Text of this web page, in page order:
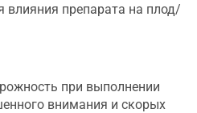
влияния препарата на плод/
при выполнении
внимания и скорых